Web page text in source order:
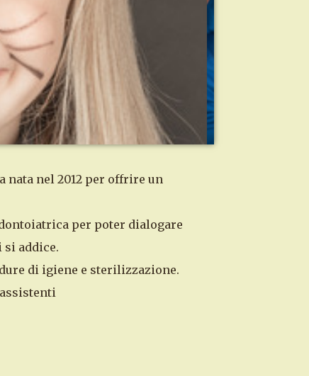
nel 2012 per offrire un
per poter dialogare
addice.
di igiene e sterilizzazione.